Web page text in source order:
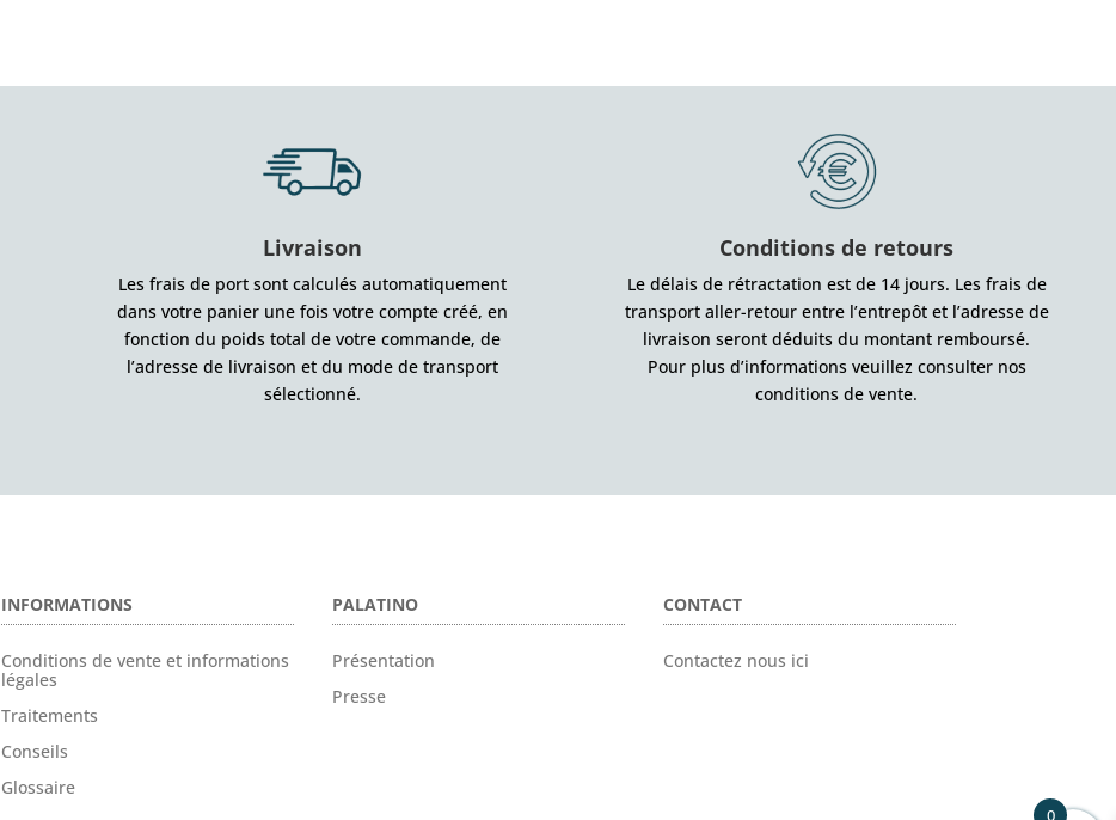
Livraison
Les frais de port sont calculés automatiquement
dans votre panier une fois votre compte créé, en
fonction du poids total de votre commande, de
l’adresse de livraison et du mode de transport
sélectionné.
Conditions de retours
Le délais de rétractation est de 14 jours. Les frais de
transport aller-retour entre l’entrepôt et l’adresse de
livraison seront déduits du montant remboursé.
Pour plus d’informations veuillez consulter nos
conditions de vente.
INFORMATIONS
Conditions de vente et informations
légales
Traitements
Conseils
Glossaire
PALATINO
Présentation
Presse
CONTACT
Contactez nous ici
0